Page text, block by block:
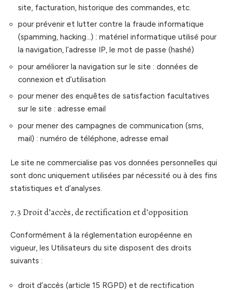
site, facturation, historique des commandes, etc.
pour prévenir et lutter contre la fraude informatique
(spamming, hacking…) : matériel informatique utilisé pour
la navigation, l’adresse IP, le mot de passe (hashé)
pour améliorer la navigation sur le site : données de
connexion et d’utilisation
pour mener des enquêtes de satisfaction facultatives
sur le site : adresse email
pour mener des campagnes de communication (sms,
mail) : numéro de téléphone, adresse email
Le site ne commercialise pas vos données personnelles qui
sont donc uniquement utilisées par nécessité ou à des fins
statistiques et d’analyses.
7.3 Droit d’accès, de rectification et d’opposition
Conformément à la réglementation européenne en
vigueur, les Utilisateurs du site disposent des droits
suivants :
droit d’accès (article 15 RGPD) et de rectification